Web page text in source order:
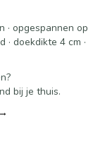
· opgespannen op
doekdikte 4 cm ·
bij je thuis.